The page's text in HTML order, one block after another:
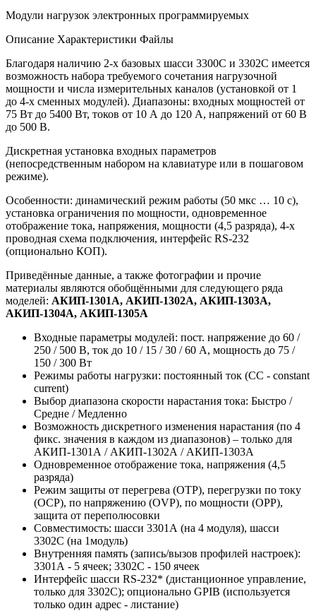
Модули нагрузок электронных программируемых
Описание Характеристики Файлы
Благодаря наличию 2-х базовых шасси 3300С и 3302С имеется
возможность набора требуемого сочетания нагрузочной
мощности и числа измерительных каналов (установкой от 1
до 4-х сменных модулей). Диапазоны: входных мощностей от
75 Вт до 5400 Вт, токов от 10 А до 120 А, напряжений от 60 В
до 500 В.
Дискретная установка входных параметров
(непосредственным набором на клавиатуре или в пошаговом
режиме).
Особенности: динамический режим работы (50 мкс … 10 с),
установка ограничения по мощности, одновременное
отображение тока, напряжения, мощности (4,5 разряда), 4-х
проводная схема подключения, интерфейс RS-232
(опционально КОП).
Приведённые данные, а также фотографии и прочие
материалы являются обобщёнными для следующего ряда
моделей: АКИП-1301А, АКИП-1302А, АКИП-1303А,
АКИП-1304А, АКИП-1305А
Входные параметры модулей: пост. напряжение до 60 /
250 / 500 В, ток до 10 / 15 / 30 / 60 А, мощность до 75 /
150 / 300 Вт
Режимы работы нагрузки: постоянный ток (СС - constant
current)
Выбор диапазона скорости нарастания тока: Быстро /
Средне / Медленно
Возможность дискретного изменения нарастания (по 4
фикс. значения в каждом из диапазонов) – только для
АКИП-1301А / АКИП-1302А / АКИП-1303А
Одновременное отображение тока, напряжения (4,5
разряда)
Режим защиты от перегрева (OTP), перегрузки по току
(ОСР), по напряжению (OVP), по мощности (OPP),
защита от переполюсовки
Совместимость: шасси 3301А (на 4 модуля), шасси
3302С (на 1модуль)
Внутренняя память (запись/вызов профилей настроек):
3301А - 5 ячеек; 3302С - 150 ячеек
Интерфейс шасси RS-232* (дистанционное управление,
только для 3302С); опционально GPIB (используется
только один адрес - листание)